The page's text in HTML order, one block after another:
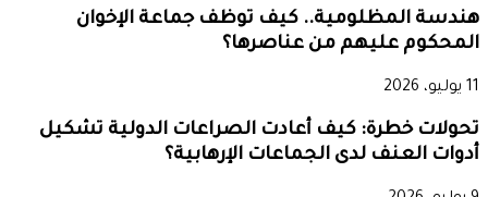
هندسة المظلومية.. كيف توظف جماعة الإخوان
المحكوم عليهم من عناصرها؟
11 يوليو، 2026
تحولات خطرة: كيف أعادت الصراعات الدولية تشكيل
أدوات العنف لدى الجماعات الإرهابية؟